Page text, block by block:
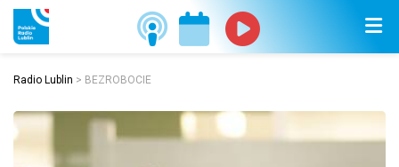
Radio Lublin > BEZROBOCIE